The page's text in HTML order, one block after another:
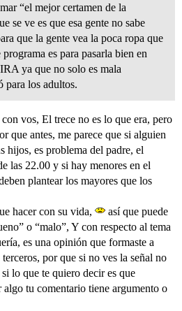
“el mejor certamen de la
se ve es que esa gente no sabe
que la gente vea la poca ropa que
es para pasarla bien en
ya que no solo es mala
para los adultos.
vos, El trece no es lo que era, pero
que antes, me parece que si alguien
hijos, es problema del padre, el
las 22.00 y si hay menores en el
plantear los mayores que los
hacer con su vida,
así que puede
o “malo”, Y con respecto al tema
es una opinión que formaste a
por que si no ves la señal no
lo que te quiero decir es que
tu comentario tiene argumento o